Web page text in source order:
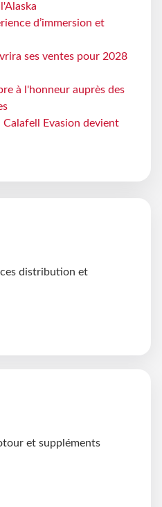
d’immersion et
ses ventes pour 2028
à l'honneur auprès des
Calafell Evasion devient
distribution et
et suppléments